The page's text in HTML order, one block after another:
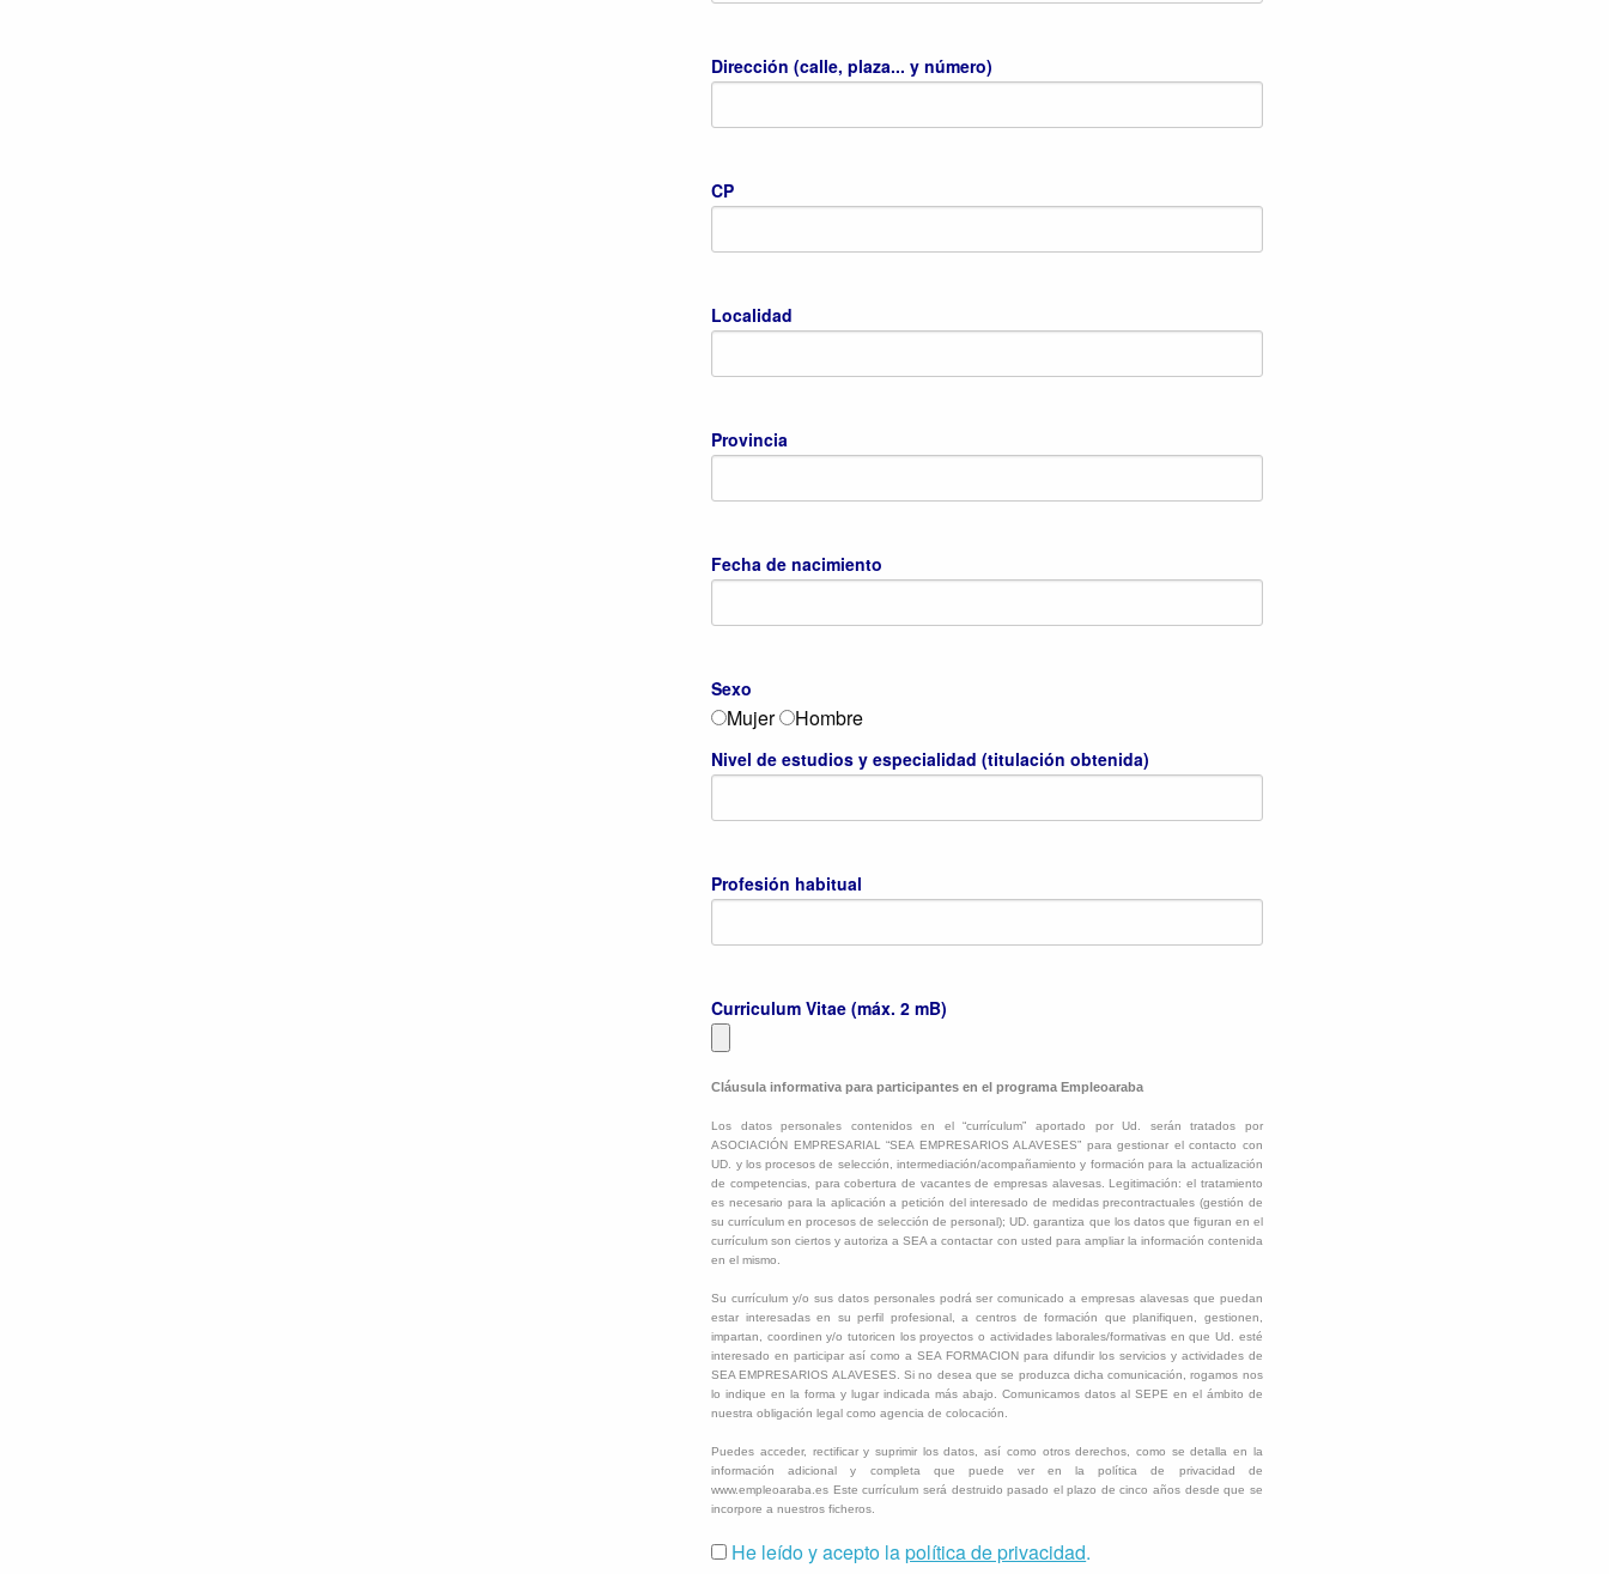
Dirección (calle, plaza... y número)
CP
Localidad
Provincia
Fecha de nacimiento
Sexo
Mujer Hombre
Nivel de estudios y especialidad (titulación obtenida)
Profesión habitual
Curriculum Vitae (máx. 2 mB)
Cláusula informativa para participantes en el programa Empleoaraba
Los datos personales contenidos en el “currículum” aportado por Ud. serán tratados por
ASOCIACIÓN EMPRESARIAL “SEA EMPRESARIOS ALAVESES” para gestionar el contacto con
UD. y los procesos de selección, intermediación/acompañamiento y formación para la actualización
de competencias, para cobertura de vacantes de empresas alavesas. Legitimación: el tratamiento
es necesario para la aplicación a petición del interesado de medidas precontractuales (gestión de
su currículum en procesos de selección de personal); UD. garantiza que los datos que figuran en el
currículum son ciertos y autoriza a SEA a contactar con usted para ampliar la información contenida
en el mismo.
Su currículum y/o sus datos personales podrá ser comunicado a empresas alavesas que puedan
estar interesadas en su perfil profesional, a centros de formación que planifiquen, gestionen,
impartan, coordinen y/o tutoricen los proyectos o actividades laborales/formativas en que Ud. esté
interesado en participar así como a SEA FORMACION para difundir los servicios y actividades de
SEA EMPRESARIOS ALAVESES. Si no desea que se produzca dicha comunicación, rogamos nos
lo indique en la forma y lugar indicada más abajo. Comunicamos datos al SEPE en el ámbito de
nuestra obligación legal como agencia de colocación.
Puedes acceder, rectificar y suprimir los datos, así como otros derechos, como se detalla en la
información adicional y completa que puede ver en la política de privacidad de
www.empleoaraba.es Este currículum será destruido pasado el plazo de cinco años desde que se
incorpore a nuestros ficheros.
He leído y acepto lapolítica de privacidad.